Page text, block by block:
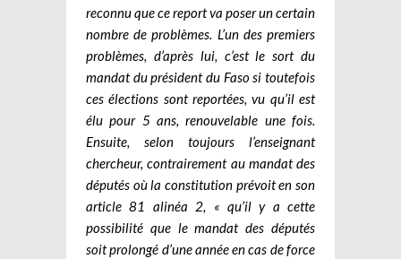
reconnu que ce report va poser un certain
nombre de problèmes. L’un des premiers
problèmes, d’après lui, c’est le sort du
mandat du président du Faso si toutefois
ces élections sont reportées, vu qu’il est
élu pour 5 ans, renouvelable une fois.
Ensuite, selon toujours l’enseignant
chercheur, contrairement au mandat des
députés où la constitution prévoit en son
article 81 alinéa 2, « qu’il y a cette
possibilité que le mandat des députés
soit prolongé d’une année en cas de force